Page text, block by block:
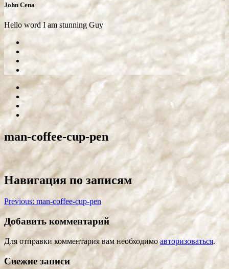
John Cena
Hello word I am stunning Guy
man-coffee-cup-pen
Навигация по записям
Previous: man-coffee-cup-pen
Добавить комментарий
Для отправки комментария вам необходимо авторизоваться.
Свежие записи